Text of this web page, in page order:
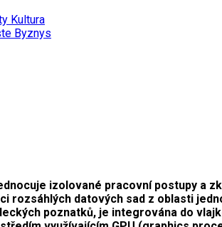
Kultura
Byznys
izolované pracovní postupy a
rozsáhlých datových sad z oblasti
poznatků, je integrována do